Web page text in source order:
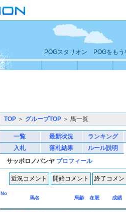
POGスタリオン POGをもう
TOP ＞ グループTOP ＞ 馬一覧
一覧 最新状況
ランキング
入札
落札結果
ルール説明
サッポロノパンヤ プロフィール
No
馬名
馬齢 在厩 成績